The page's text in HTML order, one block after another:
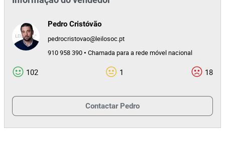
Pedro Cristóvão
pedrocristovao@leilosoc.pt
910 958 390 • Chamada para a rede móvel nacional
102 1 18
Contactar Pedro